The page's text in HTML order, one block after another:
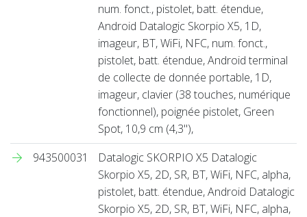
num. fonct., pistolet, batt. étendue,
Android Datalogic Skorpio X5, 1D,
imageur, BT, WiFi, NFC, num. fonct.,
pistolet, batt. étendue, Android terminal
de collecte de donnée portable, 1D,
imageur, clavier (38 touches, numérique
fonctionnel), poignée pistolet, Green
Spot, 10,9 cm (4,3''),
943500031
Datalogic SKORPIO X5 Datalogic
Skorpio X5, 2D, SR, BT, WiFi, NFC, alpha,
pistolet, batt. étendue, Android Datalogic
Skorpio X5, 2D, SR, BT, WiFi, NFC, alpha,